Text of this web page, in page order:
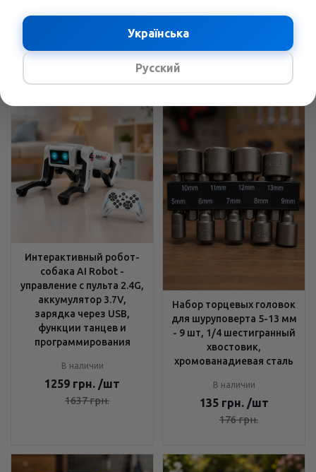
3158грн.
3689 грн. /шт
Интерактивный робот-
собака AI Robot -
управление с пульта 2.4G,
аккумулятор 3.7V,
зарядка через USB,
функции танцев и
программирования
В наличии
1259 грн. /шт
1637грн.
Набор торцевых головок
для шуруповерта 5-13 мм
- 9 шт, 1/4 шестигранный
хвостовик,
хромованадиевая сталь
В наличии
135 грн. /шт
176грн.
Українська
Русский